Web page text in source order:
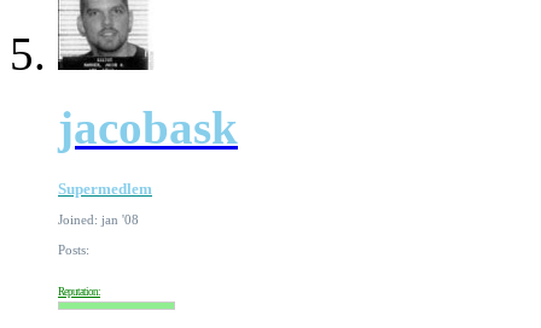
jacobask
Supermedlem
Joined: jan '08
Posts:
Reputation: